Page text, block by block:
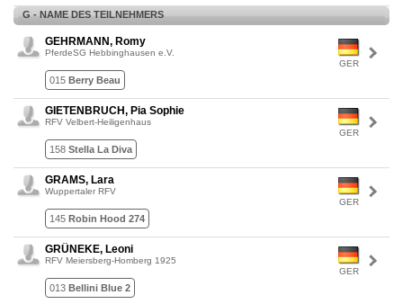
G - NAME DES TEILNEHMERS
GER
GEHRMANN, Romy
PferdeSG Hebbinghausen e.V.
015 Berry Beau
GER
GIETENBRUCH, Pia Sophie
RFV Velbert-Heiligenhaus
158 Stella La Diva
GER
GRAMS, Lara
Wuppertaler RFV
145 Robin Hood 274
GER
GRÜNEKE, Leoni
RFV Meiersberg-Homberg 1925
013 Bellini Blue 2